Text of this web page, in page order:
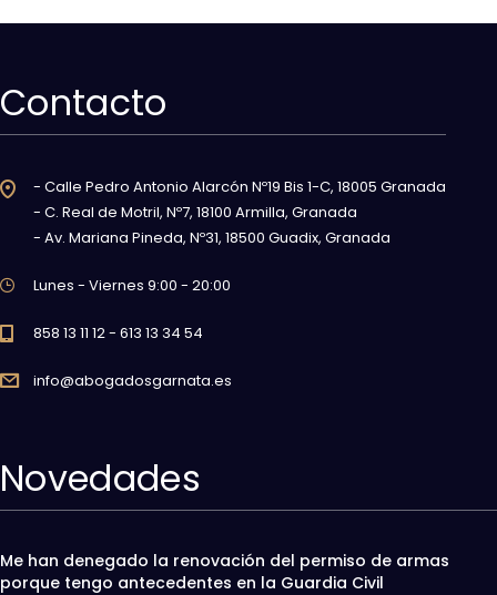
Contacto
- Calle Pedro Antonio Alarcón Nº19 Bis 1-C, 18005 Granada
- C. Real de Motril, Nº7, 18100 Armilla, Granada
- Av. Mariana Pineda, Nº31, 18500 Guadix, Granada
Lunes - Viernes 9:00 - 20:00
858 13 11 12 - 613 13 34 54
info@abogadosgarnata.es
Novedades
Me han denegado la renovación del permiso de armas
porque tengo antecedentes en la Guardia Civil